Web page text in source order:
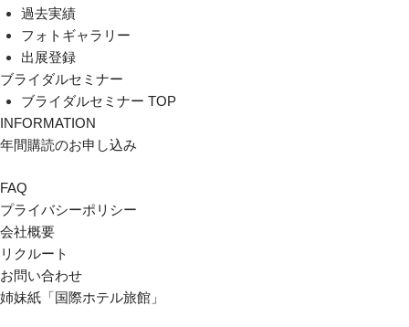
過去実績
フォトギャラリー
出展登録
ブライダルセミナー
ブライダルセミナー TOP
INFORMATION
年間購読のお申し込み
FAQ
プライバシーポリシー
会社概要
リクルート
お問い合わせ
姉妹紙「国際ホテル旅館」